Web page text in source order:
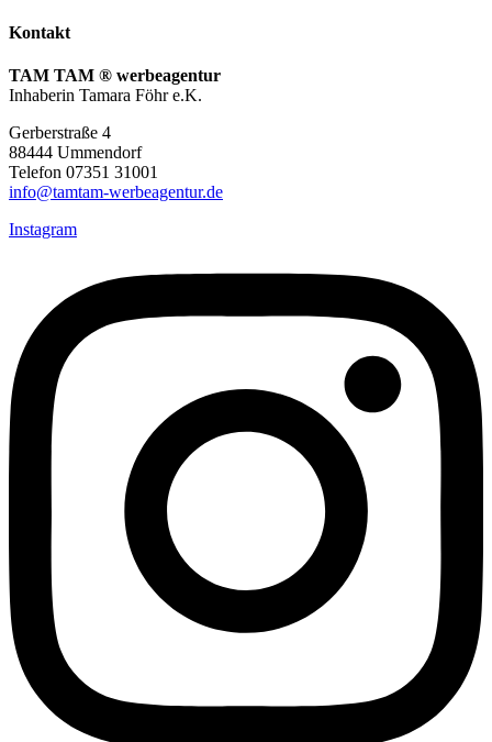
Kontakt
TAM TAM ® werbeagentur
Inhaberin Tamara Föhr e.K.
Gerberstraße 4
88444 Ummendorf
Telefon 07351 31001
info@tamtam-werbeagentur.de
Instagram